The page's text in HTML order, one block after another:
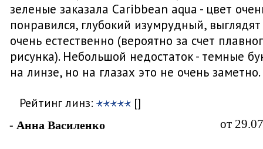
зеленые заказала Caribbean aqua - цвет
понравился, глубокий изумрудный, выглядят
очень естественно (вероятно за счет
рисунка). Небольшой недостаток - темные
на линзе, но на глазах это не очень заметно.
Рейтинг линз: []
- Анна Василенко от